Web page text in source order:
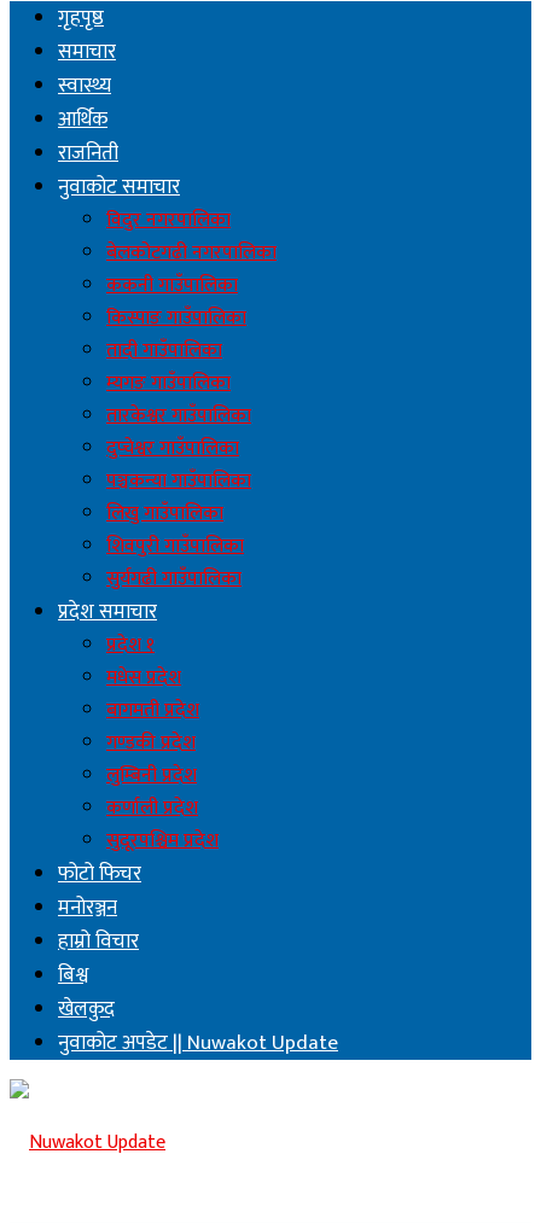
गृहपृष्ठ
समाचार
स्वास्थ्य
आर्थिक
राजनिती
नुवाकोट समाचार
विदुर नगरपालिका
बेलकोटगढी नगरपालिका
ककनी गाउँपालिका
किस्पाङ गाउँपालिका
तादी गाउँपालिका
म्यगङ गाउँपालिका
तारकेश्वर गाउँपालिका
दुप्चेश्वर गाउँपालिका
पञ्चकन्या गाउँपालिका
लिखु गाउँपालिका
शिवपुरी गाउँपालिका
सुर्यगढी गाउँपालिका
प्रदेश समाचार
प्रदेश १
मधेस प्रदेश
बागमती प्रदेश
गण्डकी प्रदेश
लुम्बिनी प्रदेश
कर्णाली प्रदेश
सुदूरपश्चिम प्रदेश
फोटो फिचर
मनोरञ्जन
हाम्रो विचार
बिश्व
खेलकुद
नुवाकोट अपडेट || Nuwakot Update